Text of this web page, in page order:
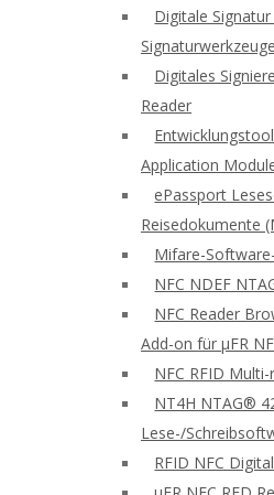
Digitale
Signaturwerkzeuge
Digitales
Reader
Application
ePassport
Reisedokumente
Mifare-
NFC NDEF
NFC Reader
Add-on für μFR
NFC RFID
NT4H NTAG®
Lese-/
RFID NFC